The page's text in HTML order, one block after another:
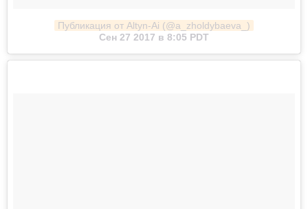
Публикация от Altyn-Ai (@a_zholdybaeva_)
Сен 27 2017 в 8:05 PDT